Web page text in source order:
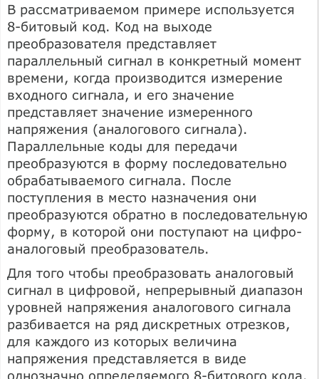
В рассматриваемом примере используется
8-битовый код. Код на выходе
преобразователя представляет
параллельный сигнал в конкретный момент
времени, когда производится измерение
входного сигнала, и его значение
представляет значение измеренного
напряжения (аналогового сигнала).
Параллельные коды для передачи
преобразуются в форму последовательно
обрабатываемого сигнала. После
поступления в место назначения они
преобразуются обратно в последовательную
форму, в которой они поступают на цифро-
аналоговый преобразователь.
Для того чтобы преобразовать аналоговый
сигнал в цифровой, непрерывный диапазон
уровней напряжения аналогового сигнала
разбивается на ряд дискретных отрезков,
для каждого из которых величина
напряжения представляется в виде
однозначно определяемого 8-битового кода.